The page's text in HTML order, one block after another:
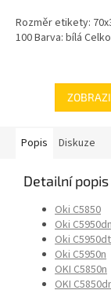
Rozměr etikety:
100 Barva: bílá
Popis Diskuze
Detailní
Oki C5850
Oki
Oki
Oki C5950n
OKI C5850n
OKI